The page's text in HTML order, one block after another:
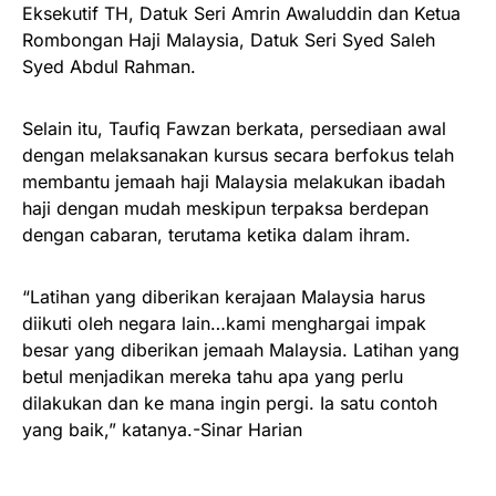
Eksekutif TH, Datuk Seri Amrin Awaluddin dan Ketua
Rombongan Haji Malaysia, Datuk Seri Syed Saleh
Syed Abdul Rahman.
Selain itu, Taufiq Fawzan berkata, persediaan awal
dengan melaksanakan kursus secara berfokus telah
membantu jemaah haji Malaysia melakukan ibadah
haji dengan mudah meskipun terpaksa berdepan
dengan cabaran, terutama ketika dalam ihram.
“Latihan yang diberikan kerajaan Malaysia harus
diikuti oleh negara lain…kami menghargai impak
besar yang diberikan jemaah Malaysia. Latihan yang
betul menjadikan mereka tahu apa yang perlu
dilakukan dan ke mana ingin pergi. Ia satu contoh
yang baik,” katanya.-Sinar Harian